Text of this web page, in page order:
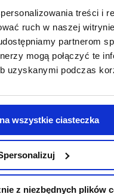
treści i
ruch w naszej
partnerom
mogą połączyć te
uzyskanymi podczas
wszystkie ciasteczka
z niezbędnych plików
TAPE®